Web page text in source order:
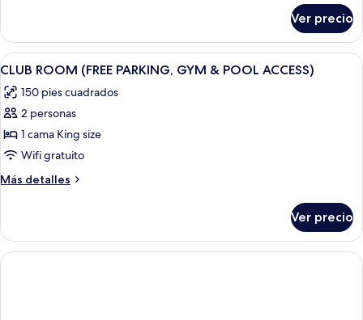
Double,
King
Ver precio
Abrir
todas
las
fotos
de
CLUB
ROOM
(FREE
GYM
&
POOL
Una habitación de hotel moderna
9
CLUB ROOM (FREE PARKING, GYM & POOL ACCESS)
150 pies cuadrados
2 personas
1 cama King size
Wifi gratuito
Más detalles
Más
ROOM
(FREE
PARKING,
Ver precio